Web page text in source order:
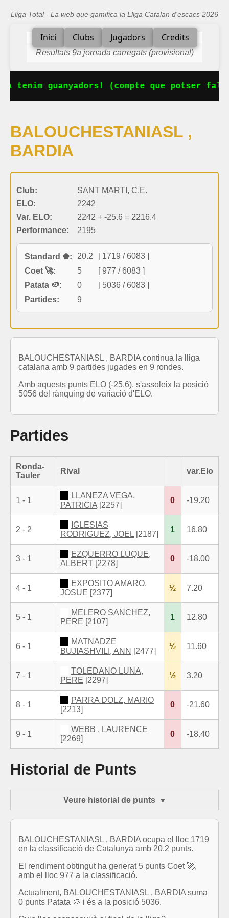
Lliga Total - La web que gamifica la Lliga Catalan d'escacs 2026
Inici Clubs Jugadors Credits
Resultats 9a jornada carregats (provisional)
tenim guanyadors! (compte que potser
BALOUCHESTANIASL ,
BARDIA
Club:
SANT MARTI, C.E.
ELO:
2242
Var. ELO:
2242 + -25.6 = 2216.4
Performance:
2195
Standard ♚: 20.2
[ 1719 / 6083 ]
Coet 🚀:
5
[ 977 / 6083 ]
Patata 🥔:
0
[ 5036 / 6083 ]
Partides:
9
BALOUCHESTANIASL , BARDIA continua la lliga
catalana amb 9 partides jugades en 9 rondes.
Amb aquests punts ELO (-25.6), s'assoleix la posició
5056 del rànquing de variació d'ELO.
Partides
Ronda-
Tauler
Rival var.Elo
1 - 1
LLANEZA VEGA,
PATRICIA [2257]
0 -19.20
2 - 2
IGLESIAS
RODRIGUEZ, JOEL [2187]
1 16.80
3 - 1
EZQUERRO LUQUE,
ALBERT [2278]
0 -18.00
4 - 1
EXPOSITO AMARO,
JOSUE [2377]
½ 7.20
5 - 1
MELERO SANCHEZ,
PERE [2107]
1 12.80
6 - 1
MATNADZE
BUJIASHVILI, ANN [2477]
½ 11.60
7 - 1
TOLEDANO LUNA,
PERE [2297]
½ 3.20
8 - 1
PARRA DOLZ, MARIO
[2213]
0 -21.60
9 - 1
WEBB , LAURENCE
[2269]
0 -18.40
Historial de Punts
Veure historial de punts
BALOUCHESTANIASL , BARDIA ocupa el lloc 1719
en la classificació de Catalunya amb 20.2 punts.
El rendiment obtingut ha generat 5 punts Coet 🚀,
amb el lloc 977 a la classificació.
Actualment, BALOUCHESTANIASL , BARDIA suma
0 punts Patata 🥔 i és a la posició 5036.